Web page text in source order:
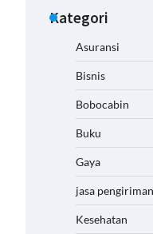
Kategori
Asuransi
Bisnis
Bobocabin
Buku
Gaya
jasa pengiriman
Kesehatan